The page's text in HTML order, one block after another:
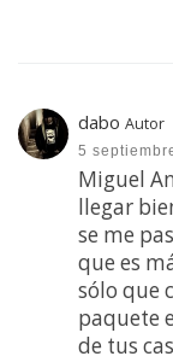
dabo Autor
5
Miguel
llegar
se me
que es
sólo que
paquete
de tus